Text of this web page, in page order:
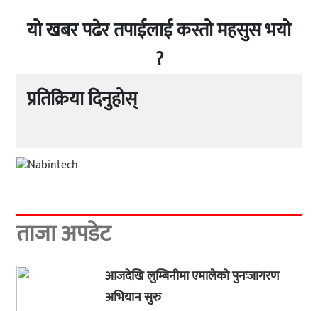
यो खबर पढेर तपाईलाई कस्तो महसुस भयो
?
प्रतिक्रिया दिनुहोस्
ताजा अपडेट
आजदेखि लुम्बिनीमा एमालेको पुनःजागरण
अभियान सुरु